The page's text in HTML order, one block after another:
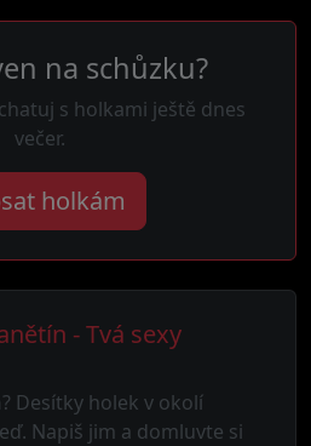
na schůzku?
s holkami ještě dnes
večer.
holkám
- Tvá sexy
? Desítky holek v okolí
Napiš jim a domluvte si